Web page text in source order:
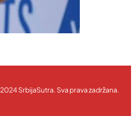
2024 SrbijaSutra. Sva prava zadržana.